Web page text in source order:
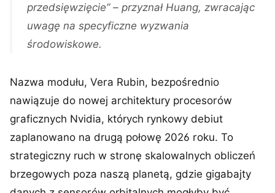
przedsięwzięcie” – przyznał Huang, zwracając
uwagę na specyficzne wyzwania
środowiskowe.
Nazwa modułu, Vera Rubin, bezpośrednio
nawiązuje do nowej architektury procesorów
graficznych Nvidia, których rynkowy debiut
zaplanowano na drugą połowę 2026 roku. To
strategiczny ruch w stronę skalowalnych obliczeń
brzegowych poza naszą planetą, gdzie gigabajty